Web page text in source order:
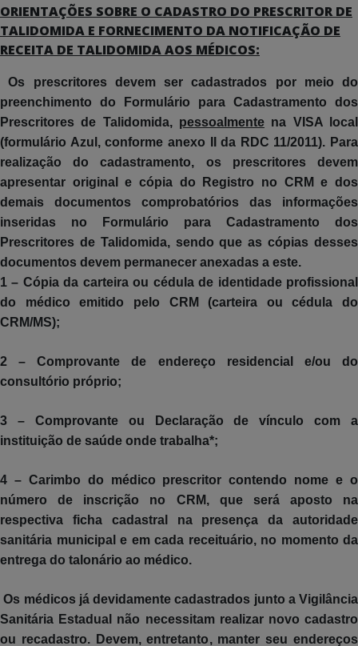
ORIENTAÇÕES SOBRE O CADASTRO DO PRESCRITOR DE
TALIDOMIDA E FORNECIMENTO DA NOTIFICAÇÃO DE
RECEITA DE TALIDOMIDA AOS MÉDICOS:
Os prescritores devem ser cadastrados por meio do
preenchimento do Formulário para Cadastramento dos
Prescritores de Talidomida, pessoalmente na VISA local
(formulário Azul, conforme anexo II da RDC 11/2011). Para
realização do cadastramento, os prescritores devem
apresentar original e cópia do Registro no CRM e dos
demais documentos comprobatórios das informações
inseridas no Formulário para Cadastramento dos
Prescritores de Talidomida, sendo que as cópias desses
documentos devem permanecer anexadas a este.
1 – Cópia da carteira ou cédula de identidade profissional
do médico emitido pelo CRM (carteira ou cédula do
CRM/MS);
2 – Comprovante de endereço residencial e/ou do
consultório próprio;
3 – Comprovante ou Declaração de vínculo com a
instituição de saúde onde trabalha*;
4 – Carimbo do médico prescritor contendo nome e o
número de inscrição no CRM, que será aposto na
respectiva ficha cadastral na presença da autoridade
sanitária municipal e em cada receituário, no momento da
entrega do talonário ao médico.
Os médicos já devidamente cadastrados junto a Vigilância
Sanitária Estadual não necessitam realizar novo cadastro
ou recadastro. Devem, entretanto, manter seu endereços